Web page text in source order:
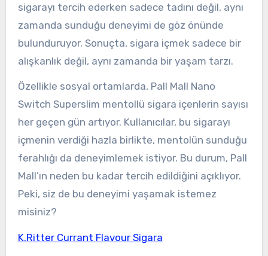
sigarayı tercih ederken sadece tadını değil, aynı
zamanda sunduğu deneyimi de göz önünde
bulunduruyor. Sonuçta, sigara içmek sadece bir
alışkanlık değil, aynı zamanda bir yaşam tarzı.
Özellikle sosyal ortamlarda, Pall Mall Nano
Switch Superslim mentollü sigara içenlerin sayısı
her geçen gün artıyor. Kullanıcılar, bu sigarayı
içmenin verdiği hazla birlikte, mentolün sunduğu
ferahlığı da deneyimlemek istiyor. Bu durum, Pall
Mall’ın neden bu kadar tercih edildiğini açıklıyor.
Peki, siz de bu deneyimi yaşamak istemez
misiniz?
K.Ritter Currant Flavour Sigara